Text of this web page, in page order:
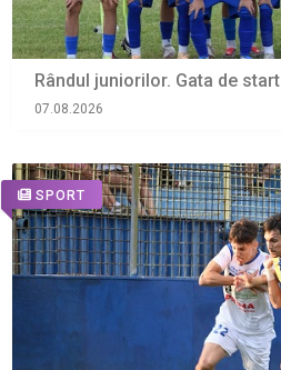
Rândul juniorilor. Gata de start
07.08.2026
SPORT